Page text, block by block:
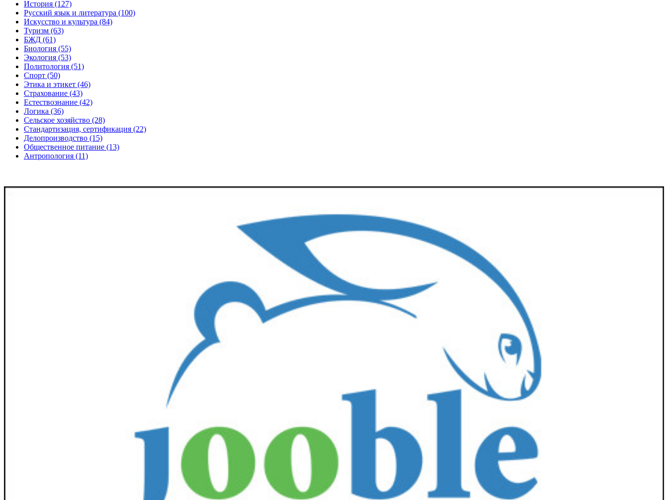
История (127)
Русский язык и литература (100)
Искусство и культура (84)
Туризм (63)
БЖД (61)
Биология (55)
Экология (53)
Политология (51)
Спорт (50)
Этика и этикет (46)
Страхование (43)
Естествознание (42)
Логика (36)
Сельское хозяйство (28)
Стандартизация, сертификация (22)
Делопроизводство (15)
Общественное питание (13)
Антропология (11)